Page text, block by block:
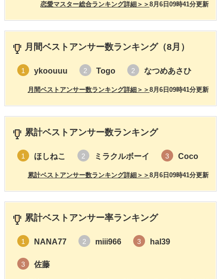
8月6日09時41分更新
恋愛マスター総合ランキング詳細＞＞
月間ベストアンサー数ランキング（8月）
1 ykoouuu 2 Togo 2 なつめあさひ
8月6日09時41分更新
月間ベストアンサー数ランキング詳細＞＞
累計ベストアンサー数ランキング
1 ほしねこ 2 ミラクルボーイ 3 Coco
8月6日09時41分更新
累計ベストアンサー数ランキング詳細＞＞
累計ベストアンサー率ランキング
1 NANA77 2 miii966 3 hal39
3 佐藤